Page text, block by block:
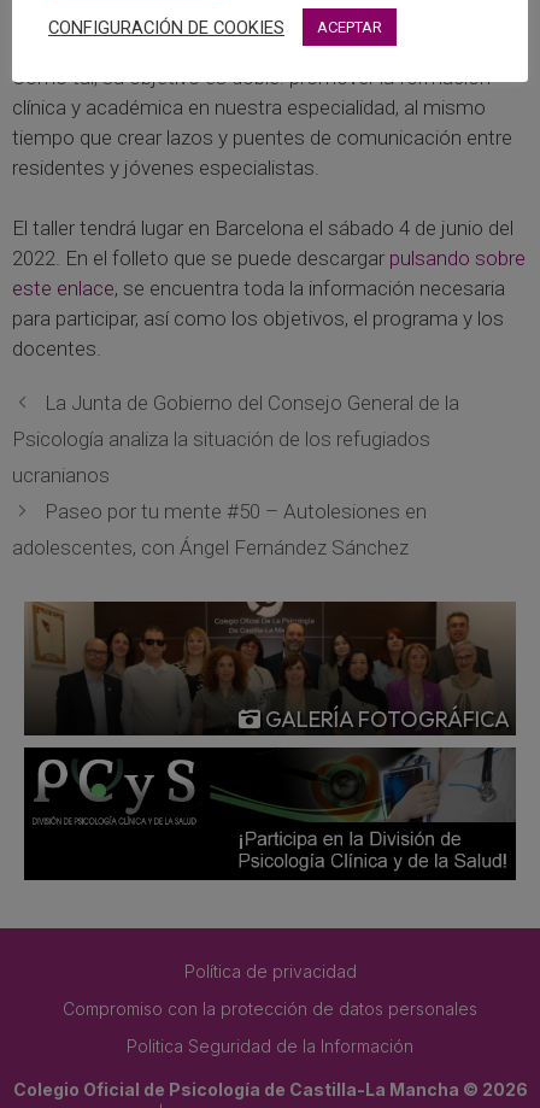
salud mental del adolescente y trastornos relacionados.
Como tal, su objetivo es doble: promover la formación
clínica y académica en nuestra especialidad, al mismo
tiempo que crear lazos y puentes de comunicación entre
residentes y jóvenes especialistas.
El taller tendrá lugar en Barcelona el sábado 4 de junio del
2022. En el folleto que se puede descargar pulsando sobre
este enlace, se encuentra toda la información necesaria
para participar, así como los objetivos, el programa y los
docentes.
La Junta de Gobierno del Consejo General de la
Psicología analiza la situación de los refugiados
ucranianos
Paseo por tu mente #50 – Autolesiones en
adolescentes, con Ángel Fernández Sánchez
GALERÍA FOTOGRÁFICA
Política de privacidad
Compromiso con la protección de datos personales
Politica Seguridad de la Información
Colegio Oficial de Psicología de Castilla-La Mancha © 2026
CONFIGURACIÓN DE COOKIES ACEPTAR